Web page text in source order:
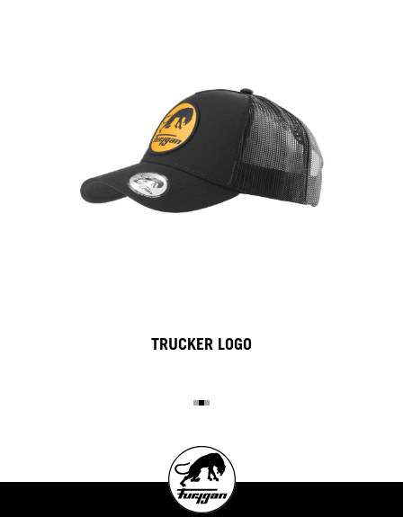
TRUCKER LOGO